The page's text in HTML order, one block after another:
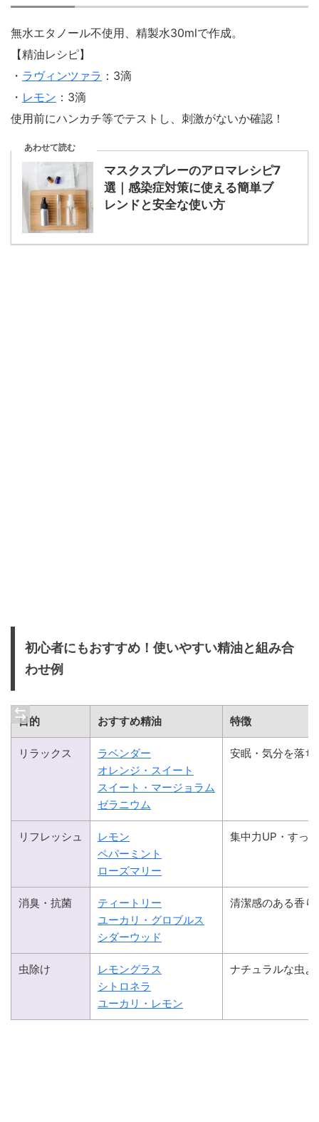
無水エタノール不使用、精製水30mlで作成。
【精油レシピ】
・ ラヴィンツァラ ：3滴
・ レモン ：3滴
使用前にハンカチ等でテストし、刺激がないか確認！
あわせて読む
マスクスプレーのアロマレシピ7
選｜感染症対策に使える簡単ブ
レンドと安全な使い方
初心者にもおすすめ！使いやすい精油と組み合
わせ例
目的 おすすめ精油 特徴
リラックス
ラベンダー
オレンジ・スイート
スイート・マージョラム
ゼラニウム
安眠・気分を落ち
リフレッシュ
レモン
ペパーミント
ローズマリー
集中力UP・すっ
消臭・抗菌
ティートリー
ユーカリ・グロブルス
シダーウッド
清潔感のある香り
虫除け
レモングラス
シトロネラ
ユーカリ・レモン
ナチュラルな虫よ